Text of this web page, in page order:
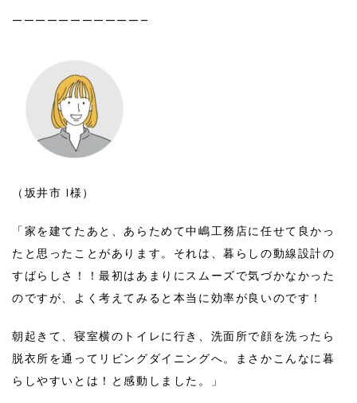
———————————–
（坂井市 I様）
「家を建てたあと、あらためて中嶋工務店に任せて良かっ
たと思ったことがあります。それは、暮らしの動線設計の
すばらしさ！！最初はあまりにスムーズで気づかなかった
のですが、よく考えてみると本当に効率が良いのです！
朝起きて、寝室横のトイレに行き、洗面所で顔を洗ったら
脱衣所を通ってリビングダイニングへ。まさかこんなに暮
らしやすいとは！と感動しました。」